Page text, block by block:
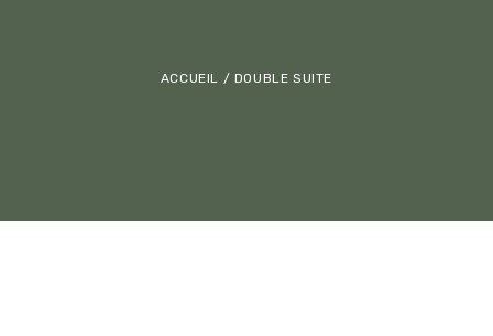
ACCUEIL / DOUBLE SUITE